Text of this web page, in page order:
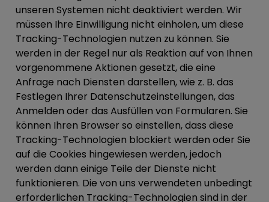
unseren Systemen nicht deaktiviert werden. Wir
müssen Ihre Einwilligung nicht einholen, um diese
Tracking-Technologien nutzen zu können. Sie
werden in der Regel nur als Reaktion auf von Ihnen
vorgenommene Aktionen gesetzt, die eine
Anfrage nach Diensten darstellen, wie z. B. das
Festlegen Ihrer Datenschutzeinstellungen, das
Anmelden oder das Ausfüllen von Formularen. Sie
können Ihren Browser so einstellen, dass diese
Tracking-Technologien blockiert werden oder Sie
auf die Cookies hingewiesen werden, jedoch
werden dann einige Teile der Dienste nicht
funktionieren. Die von uns verwendeten unbedingt
erforderlichen Tracking-Technologien sind in der